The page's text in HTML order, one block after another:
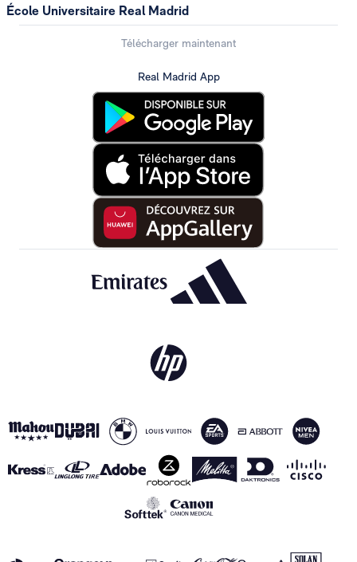
École Universitaire Real Madrid
Télécharger maintenant
Real Madrid App